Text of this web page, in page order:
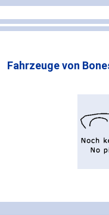
Fahrzeuge von